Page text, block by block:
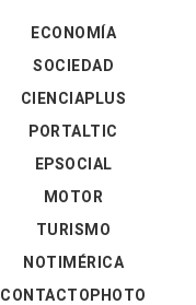
ECONOMÍA
SOCIEDAD
CIENCIAPLUS
PORTALTIC
EPSOCIAL
MOTOR
TURISMO
NOTIMÉRICA
CONTACTOPHOTO